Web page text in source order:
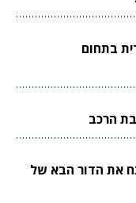
בתחום
הרכב
את הדור הבא של